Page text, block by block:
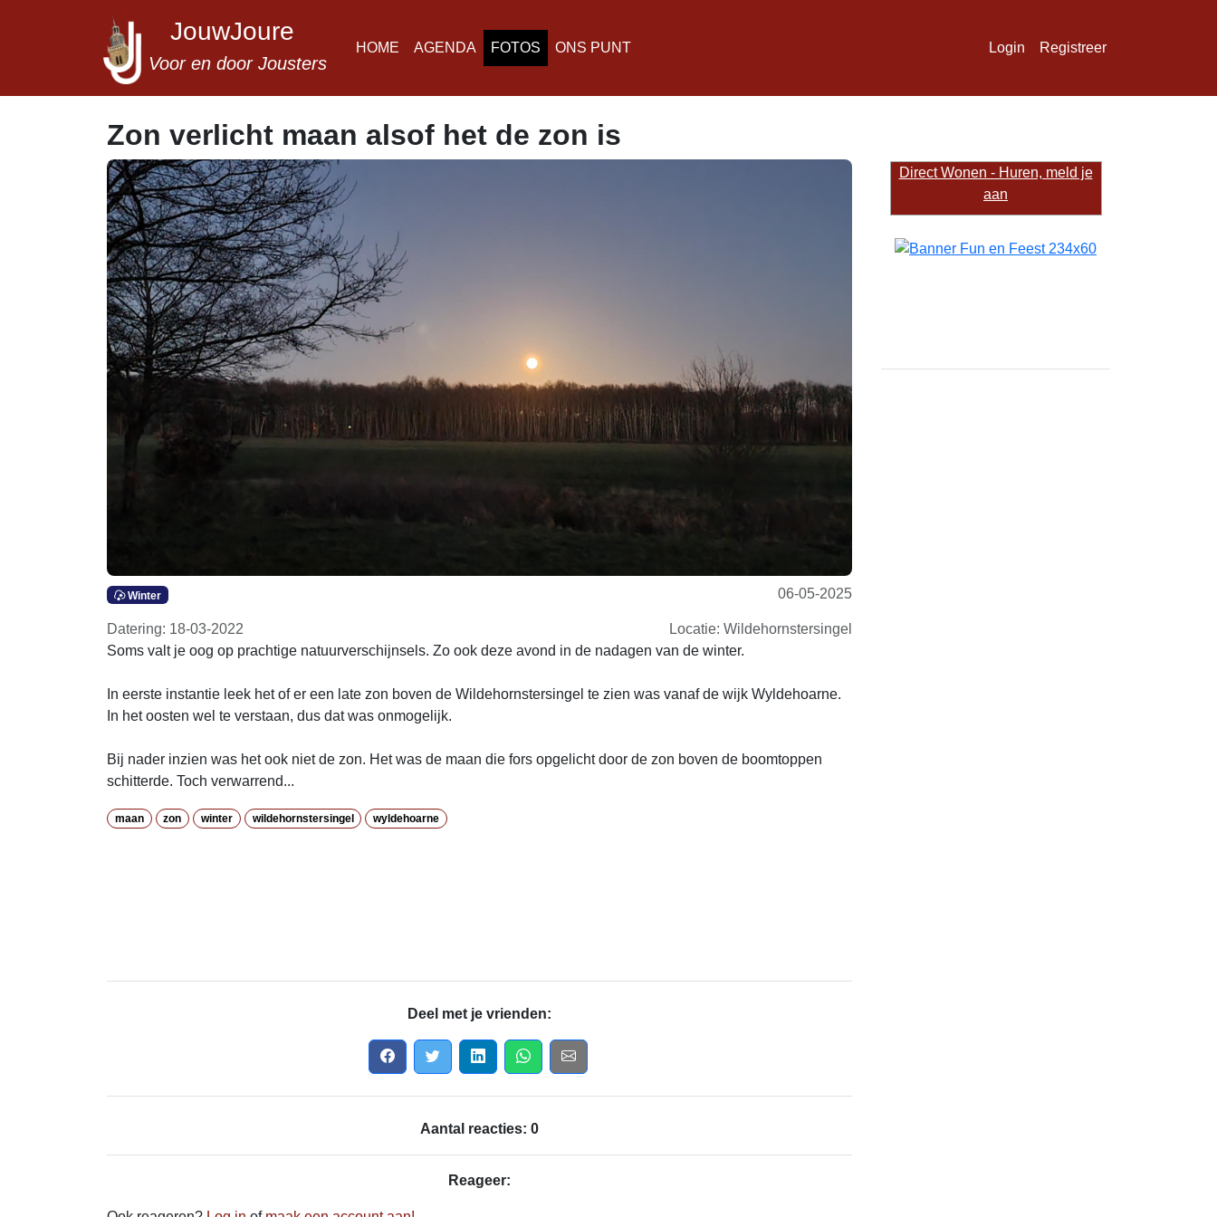
JouwJoure
Voor en door Jousters
HOME AGENDA FOTOS ONS PUNT Login Registreer
Zon verlicht maan alsof het de zon is
Winter 06-05-2025
Datering: 18-03-2022
Locatie: Wildehornstersingel
Soms valt je oog op prachtige natuurverschijnsels. Zo ook deze avond in de nadagen van de winter.
In eerste instantie leek het of er een late zon boven de Wildehornstersingel te zien was vanaf de wijk Wyldehoarne.
In het oosten wel te verstaan, dus dat was onmogelijk.
Bij nader inzien was het ook niet de zon. Het was de maan die fors opgelicht door de zon boven de boomtoppen
schitterde. Toch verwarrend...
maan zon winter wildehornstersingel wyldehoarne
Deel met je vrienden:
Aantal reacties: 0
Reageer:
Direct Wonen - Huren, meld je
aan